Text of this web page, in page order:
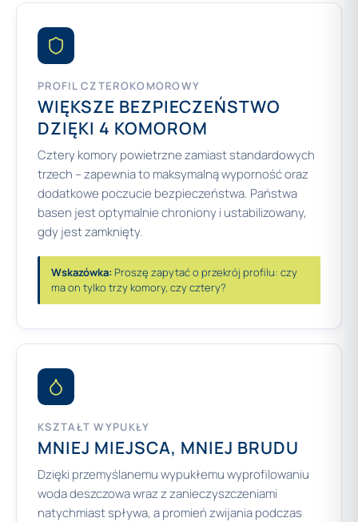
PROFIL CZTEROKOMOROWY
WIĘKSZE BEZPIECZEŃSTWO
DZIĘKI 4 KOMOROM
Cztery komory powietrzne zamiast standardowych
trzech – zapewnia to maksymalną wyporność oraz
dodatkowe poczucie bezpieczeństwa. Państwa
basen jest optymalnie chroniony i ustabilizowany,
gdy jest zamknięty.
Wskazówka: Proszę zapytać o przekrój profilu: czy
ma on tylko trzy komory, czy cztery?
KSZTAŁT WYPUKŁY
MNIEJ MIEJSCA, MNIEJ BRUDU
Dzięki przemyślanemu wypukłemu wyprofilowaniu
woda deszczowa wraz z zanieczyszczeniami
natychmiast spływa, a promień zwijania podczas